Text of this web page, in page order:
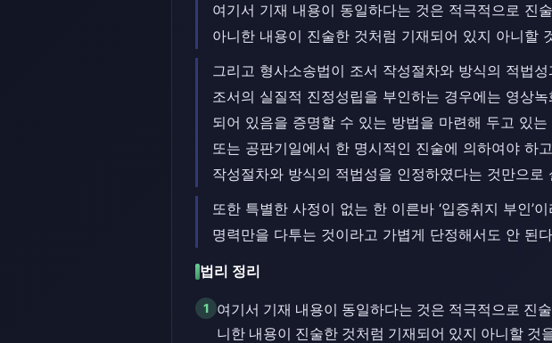
여기서 기재 내용이 동일하다는 것은 적극적으로 진
아니한 내용이 진술한 것처럼 기재되어 있지 아니할
그리고 형사소송법이 조서 작성절차와 방식의 적법
조서의 실질적 진정성립을 부인하는 경우에는 영상
되어 있음을 증명할 수 있는 방법을 마련해 두고 있
또는 공판기일에서 한 명시적인 진술에 의하여야 하
작성절차와 방식의 적법성을 인정하였다는 것만으
또한 특별한 사정이 없는 한 이른바 ‘입증취지 부인’
명력만을 다투는 것이라고 가볍게 단정해서도 안 된
법리 정리
1
여기서 기재 내용이 동일하다는 것은 적극적으로 진
니한 내용이 진술한 것처럼 기재되어 있지 아니할 것